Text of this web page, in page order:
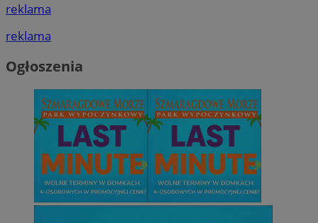
reklama
reklama
Ogłoszenia